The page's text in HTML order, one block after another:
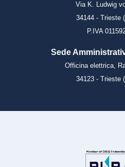
Via K. Ludwig
34144 - Trieste
P.IVA
Sede
Officina elettrica,
34123 - Trieste